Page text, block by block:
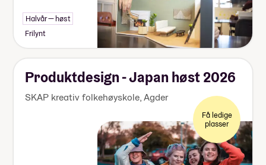
Halvår — høst
Frilynt
Produktdesign - Japan høst 2026
SKAP kreativ folkehøyskole,Agder
Få ledige
plasser